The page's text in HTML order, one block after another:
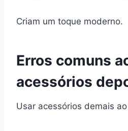
Criam um toque moderno.
Erros comuns
acessórios
Usar acessórios demais